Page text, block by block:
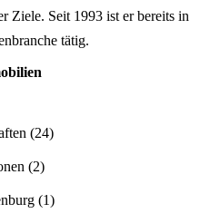
Ziele. Seit 1993 ist er bereits in
tätig.
(24)
(2)
(1)